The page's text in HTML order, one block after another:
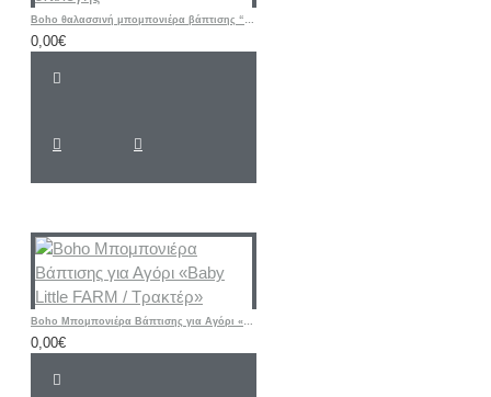
Boho θαλασσινή μπομπονιέρα βάπτισης “Ψαράκι Sea ​​Fish / Greek Islands” ή θέμα δικής σας επιλογής
0,00€
Boho Μπομπονιέρα Βάπτισης για Αγόρι «Baby Little FARM / Τρακτέρ»
0,00€